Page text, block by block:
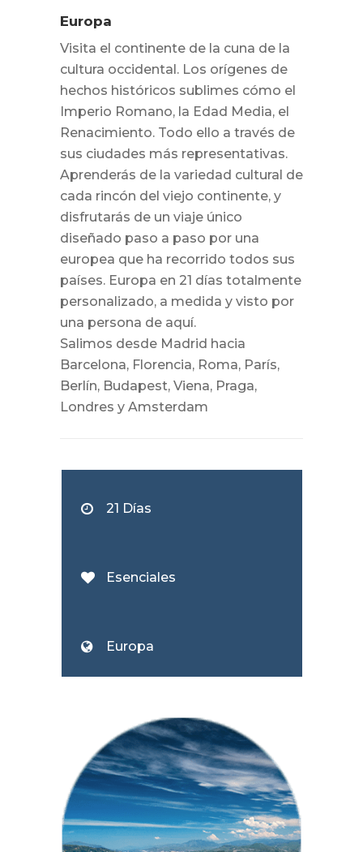
Europa
Visita el continente de la cuna de la
cultura occidental. Los orígenes de
hechos históricos sublimes cómo el
Imperio Romano, la Edad Media, el
Renacimiento. Todo ello a través de
sus ciudades más representativas.
Aprenderás de la variedad cultural de
cada rincón del viejo continente, y
disfrutarás de un viaje único
diseñado paso a paso por una
europea que ha recorrido todos sus
países. Europa en 21 días totalmente
personalizado, a medida y visto por
una persona de aquí.
Salimos desde Madrid hacia
Barcelona, Florencia, Roma, París,
Berlín, Budapest, Viena, Praga,
Londres y Amsterdam
21 Días
Esenciales
Europa